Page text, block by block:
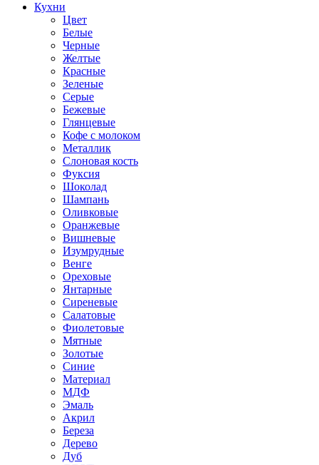
Кухни
Цвет
Белые
Черные
Желтые
Красные
Зеленые
Серые
Бежевые
Глянцевые
Кофе с молоком
Металлик
Слоновая кость
Фуксия
Шоколад
Шампань
Оливковые
Оранжевые
Вишневые
Изумрудные
Венге
Ореховые
Янтарные
Сиреневые
Салатовые
Фиолетовые
Мятные
Золотые
Синие
Материал
МДФ
Эмаль
Акрил
Береза
Дерево
Дуб